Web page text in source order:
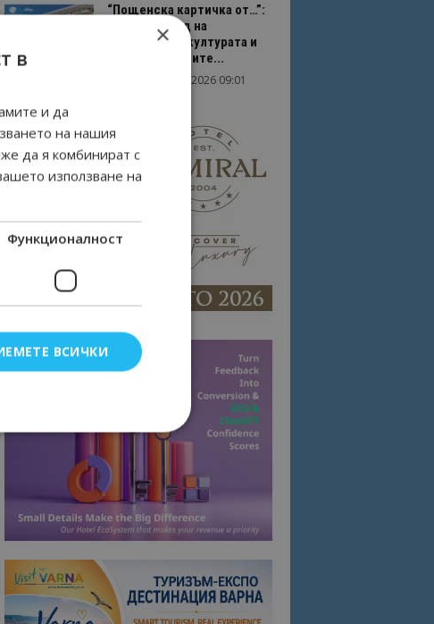
“Пощенска картичка от…”:
Перник – град на
традициите, културата и
вдъхновяващите...
17/06/2026 09:01
×
в
и да
на нашия
да я комбинират с
използване на
Функционалност
ВСИЧКИ
влизане и
запомните съгласието
бисквитки на сайта.